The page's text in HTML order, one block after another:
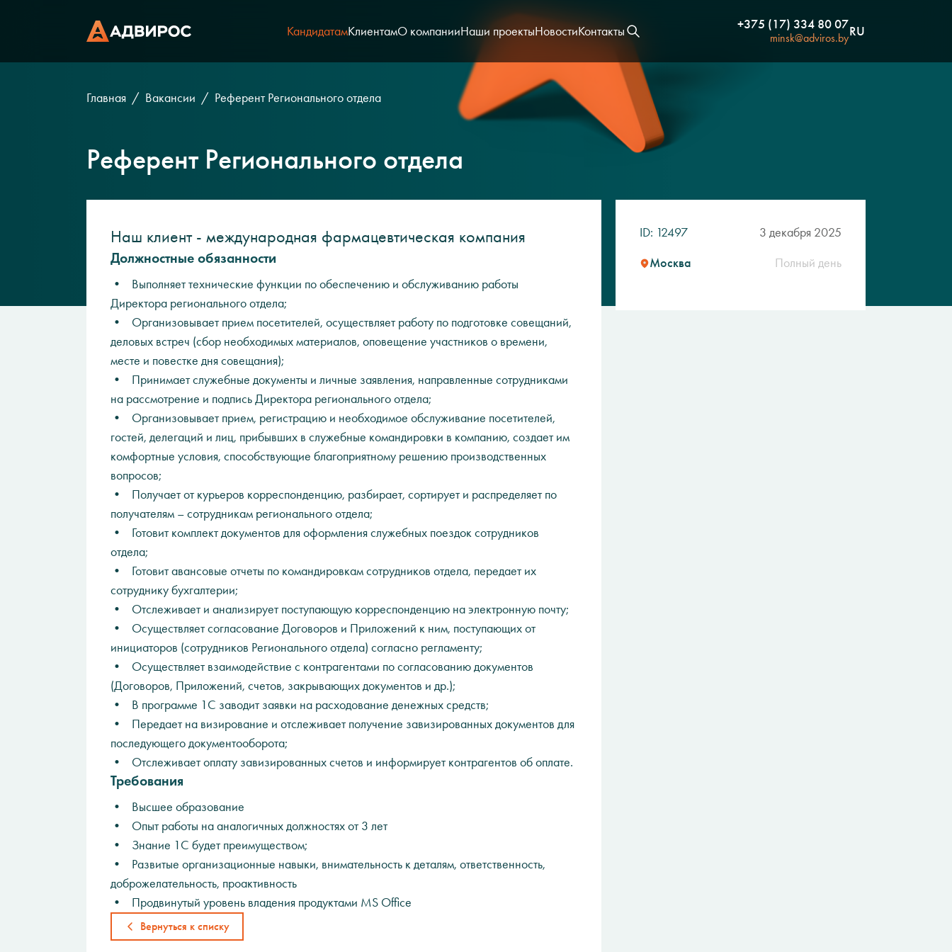
КандидатамКлиентамО компанииНаши проектыНовостиКонтакты +375 (17) 334 80 07
minsk@adviros.byRU
Главная Вакансии Референт Регионального отдела
Референт Регионального отдела
Наш клиент - международная фармацевтическая компания
Должностные обязанности
• Выполняет технические функции по обеспечению и обслуживанию работы
Директора регионального отдела;
• Организовывает прием посетителей, осуществляет работу по подготовке совещаний,
деловых встреч (сбор необходимых материалов, оповещение участников о времени,
месте и повестке дня совещания);
• Принимает служебные документы и личные заявления, направленные сотрудниками
на рассмотрение и подпись Директора регионального отдела;
• Организовывает прием, регистрацию и необходимое обслуживание посетителей,
гостей, делегаций и лиц, прибывших в служебные командировки в компанию, создает им
комфортные условия, способствующие благоприятному решению производственных
вопросов;
• Получает от курьеров корреспонденцию, разбирает, сортирует и распределяет по
получателям – сотрудникам регионального отдела;
• Готовит комплект документов для оформления служебных поездок сотрудников
отдела;
• Готовит авансовые отчеты по командировкам сотрудников отдела, передает их
сотруднику бухгалтерии;
• Отслеживает и анализирует поступающую корреспонденцию на электронную почту;
• Осуществляет согласование Договоров и Приложений к ним, поступающих от
инициаторов (сотрудников Регионального отдела) согласно регламенту;
• Осуществляет взаимодействие с контрагентами по согласованию документов
(Договоров, Приложений, счетов, закрывающих документов и др.);
• В программе 1С заводит заявки на расходование денежных средств;
• Передает на визирование и отслеживает получение завизированных документов для
последующего документооборота;
• Отслеживает оплату завизированных счетов и информирует контрагентов об оплате.
Требования
• Высшее образование
• Опыт работы на аналогичных должностях от 3 лет
• Знание 1С будет преимуществом;
• Развитые организационные навыки, внимательность к деталям, ответственность,
доброжелательность, проактивность
• Продвинутый уровень владения продуктами MS Office
Вернуться к списку
ID: 12497
3 декабря 2025
Москва
Полный день